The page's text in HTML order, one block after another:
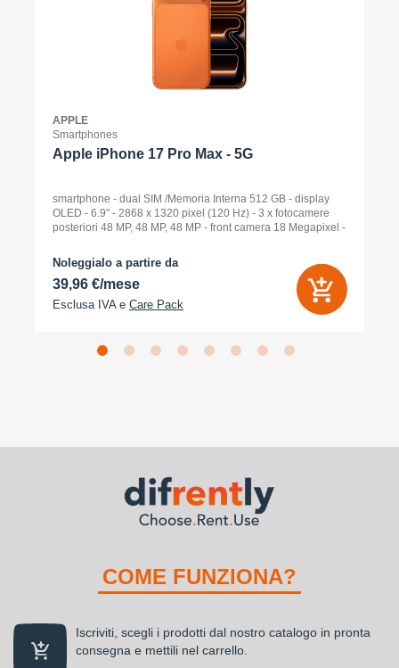
APPLE
Smartphones
Apple iPhone 17 Pro Max - 5G
smartphone - dual SIM /Memoria Interna 512 GB - display
OLED - 6.9" - 2868 x 1320 pixel (120 Hz) - 3 x fotocamere
posteriori 48 MP, 48 MP, 48 MP - front camera 18 Megapixel -
Noleggialo a partire da
39,96 €/mese
Esclusa IVA e Care Pack
COME FUNZIONA?
Iscriviti, scegli i prodotti dal nostro catalogo in pronta
consegna e mettili nel carrello.